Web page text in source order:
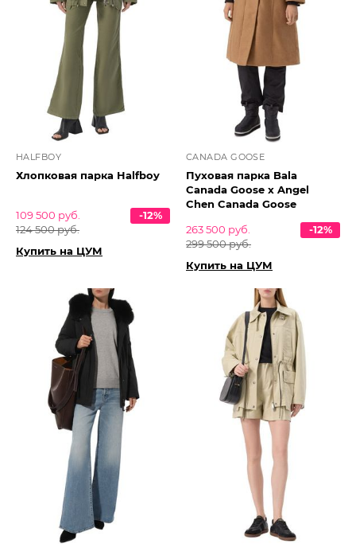
HALFBOY
Хлопковая парка Halfboy
109 500 руб.
124 500 руб.
-12%
Купить на ЦУМ
CANADA GOOSE
Пуховая парка Bala
Canada Goose x Angel
Chen Canada Goose
263 500 руб.
299 500 руб.
-12%
Купить на ЦУМ